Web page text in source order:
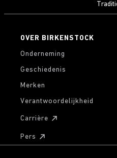
OVER BIRKENSTOCK
Onderneming
Geschiedenis
Merken
Verantwoordelijkheid
Carrière
Pers